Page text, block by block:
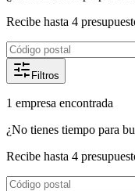
Recibe hasta 4
Filtros
1 empresa encontrada
¿No tienes tiempo para
Recibe hasta 4